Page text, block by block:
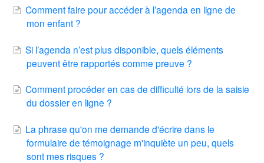
Comment faire pour accéder à l’agenda en ligne de
mon enfant ?
Si l’agenda n’est plus disponible, quels éléments
peuvent être rapportés comme preuve ?
Comment procéder en cas de difficulté lors de la saisie
du dossier en ligne ?
La phrase qu'on me demande d'écrire dans le
formulaire de témoignage m'inquiète un peu, quels
sont mes risques ?